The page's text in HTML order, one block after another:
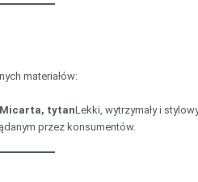
materiałów:
Micarta, tytanLekki, wytrzymały i
przez konsumentów.